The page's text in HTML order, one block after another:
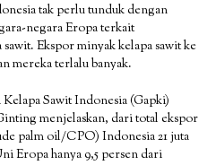
tak perlu tunduk dengan
negara Eropa terkait
Ekspor minyak kelapa sawit ke
mereka terlalu banyak.
Sawit Indonesia (Gapki)
menjelaskan, dari total ekspor
palm oil/CPO) Indonesia 21 juta
Eropa hanya 9,5 persen dari